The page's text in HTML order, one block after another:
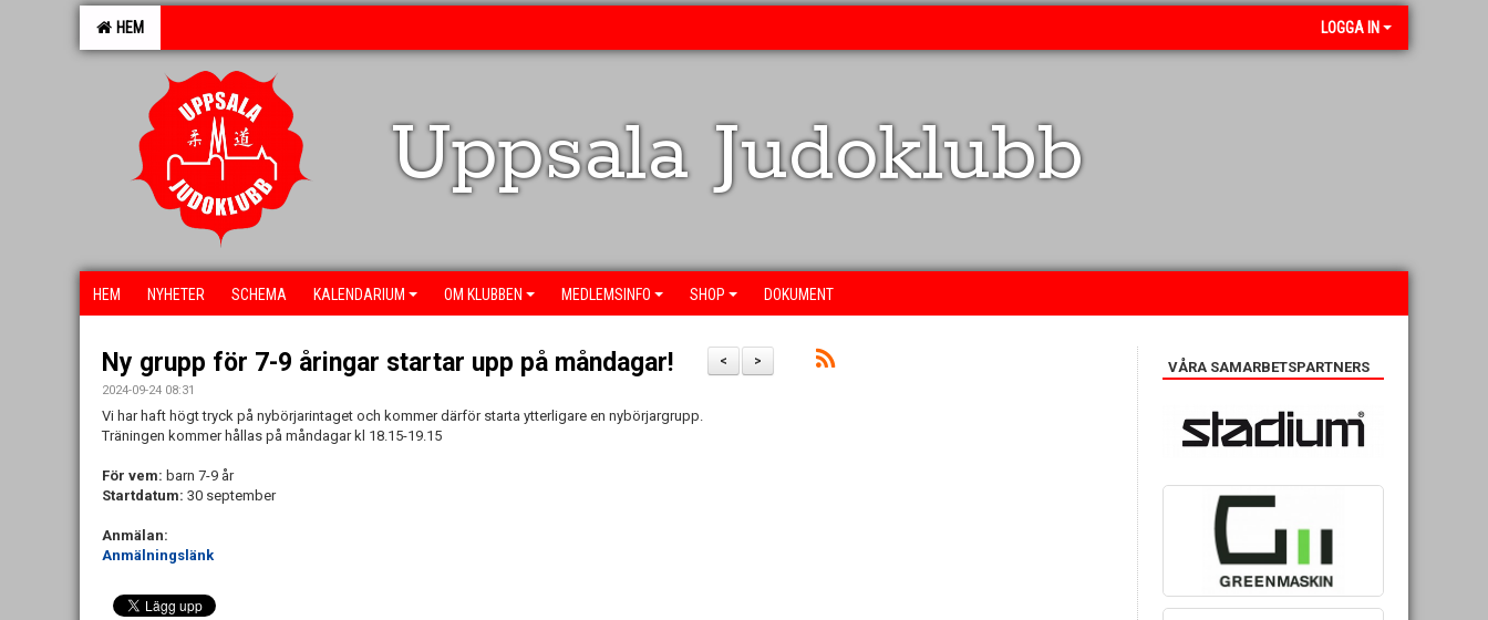
HEM LOGGA IN
Uppsala Judoklubb
HEM NYHETER SCHEMA KALENDARIUM OM KLUBBEN MEDLEMSINFO SHOP DOKUMENT
>
<
Ny grupp för 7-9 åringar startar upp på måndagar!
2024-09-24 08:31
Vi har haft högt tryck på nybörjarintaget och kommer därför starta ytterligare en nybörjargrupp.
Träningen kommer hållas på måndagar kl 18.15-19.15
För vem: barn 7-9 år
Startdatum: 30 september
Anmälan:
Anmälningslänk
VÅRA SAMARBETSPARTNERS